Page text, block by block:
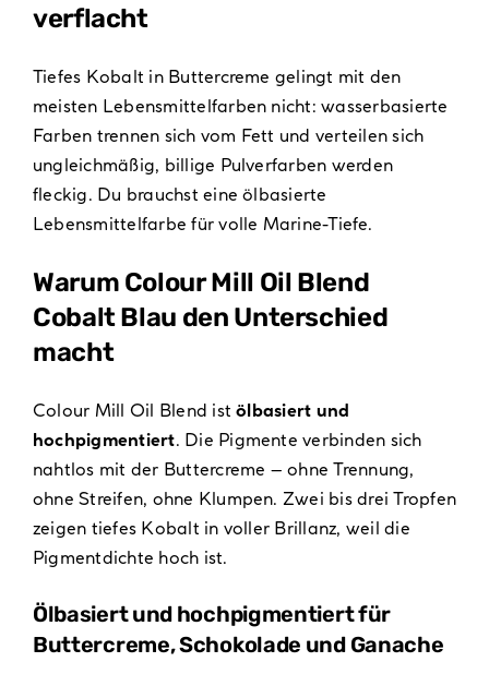
verflacht
Tiefes Kobalt in Buttercreme gelingt mit den
meisten Lebensmittelfarben nicht: wasserbasierte
Farben trennen sich vom Fett und verteilen sich
ungleichmäßig, billige Pulverfarben werden
fleckig. Du brauchst eine ölbasierte
Lebensmittelfarbe für volle Marine-Tiefe.
Warum Colour Mill Oil Blend
Cobalt Blau den Unterschied
macht
Colour Mill Oil Blend istölbasiert und
hochpigmentiert. Die Pigmente verbinden sich
nahtlos mit der Buttercreme – ohne Trennung,
ohne Streifen, ohne Klumpen. Zwei bis drei Tropfen
zeigen tiefes Kobalt in voller Brillanz, weil die
Pigmentdichte hoch ist.
Ölbasiert und hochpigmentiert für
Buttercreme, Schokolade und Ganache